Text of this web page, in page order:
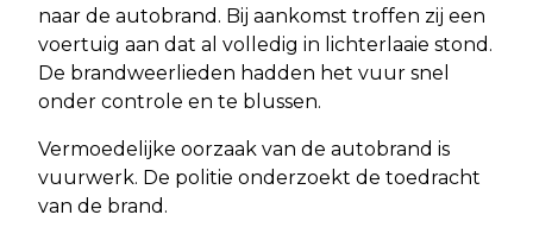
naar de autobrand. Bij aankomst troffen zij een
voertuig aan dat al volledig in lichterlaaie stond.
De brandweerlieden hadden het vuur snel
onder controle en te blussen.
Vermoedelijke oorzaak van de autobrand is
vuurwerk. De politie onderzoekt de toedracht
van de brand.